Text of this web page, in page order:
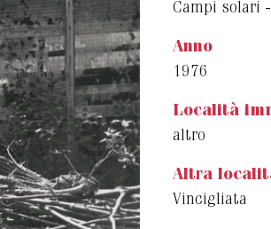
Campi solari
Anno
1976
Località
altro
Altra
Vincigliata